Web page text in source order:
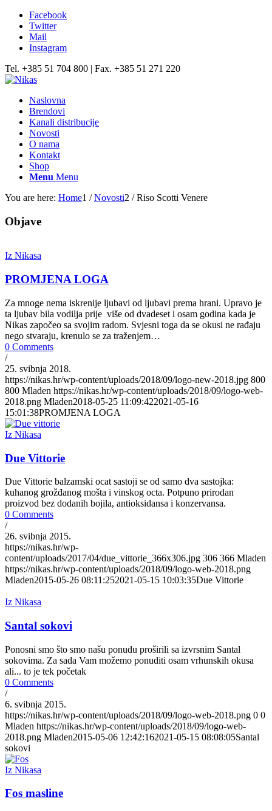
Facebook
Twitter
Mail
Instagram
Tel. +385 51 704 800 | Fax. +385 51 271 220
Naslovna
Brendovi
Kanali distribucije
Novosti
O nama
Kontakt
Shop
Menu Menu
You are here: Home1 / Novosti2 / Riso Scotti Venere
Objave
Iz Nikasa
PROMJENA LOGA
Za mnoge nema iskrenije ljubavi od ljubavi prema hrani. Upravo je
ta ljubav bila vodilja prije više od dvadeset i osam godina kada je
Nikas započeo sa svojim radom. Svjesni toga da se okusi ne rađaju
nego stvaraju, krenulo se za traženjem…
0 Comments
/
25. svibnja 2018.
https://nikas.hr/wp-content/uploads/2018/09/logo-new-2018.jpg 800
800 Mladen https://nikas.hr/wp-content/uploads/2018/09/logo-web-
2018.png Mladen2018-05-25 11:09:422021-05-16
15:01:38PROMJENA LOGA
Iz Nikasa
Due Vittorie
Due Vittorie balzamski ocat sastoji se od samo dva sastojka:
kuhanog grožđanog mošta i vinskog octa. Potpuno prirodan
proizvod bez dodanih bojila, antioksidansa i konzervansa.
0 Comments
/
26. svibnja 2015.
https://nikas.hr/wp-
content/uploads/2017/04/due_vittorie_366x306.jpg 306 366 Mladen
https://nikas.hr/wp-content/uploads/2018/09/logo-web-2018.png
Mladen2015-05-26 08:11:252021-05-15 10:03:35Due Vittorie
Iz Nikasa
Santal sokovi
Ponosni smo što smo našu ponudu proširili sa izvrsnim Santal
sokovima. Za sada Vam možemo ponuditi osam vrhunskih okusa
ali... to je tek početak
0 Comments
/
6. svibnja 2015.
https://nikas.hr/wp-content/uploads/2018/09/logo-web-2018.png 0 0
Mladen https://nikas.hr/wp-content/uploads/2018/09/logo-web-
2018.png Mladen2015-05-06 12:42:162021-05-15 08:08:05Santal
sokovi
Iz Nikasa
Fos masline